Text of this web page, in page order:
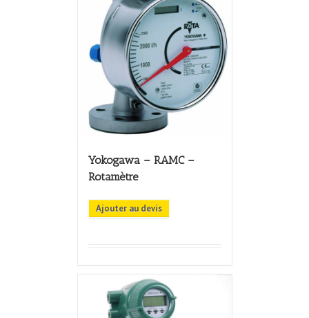
Yokogawa – RAMC –
Rotamètre
Ajouter au devis